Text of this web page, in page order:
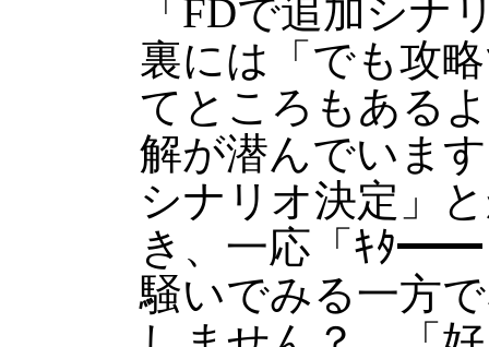
「FDで追加シナ
裏には「でも攻
てところもある
解が潜んでいま
シナリオ決定」
き、一応「ｷﾀ
騒いでみる一方